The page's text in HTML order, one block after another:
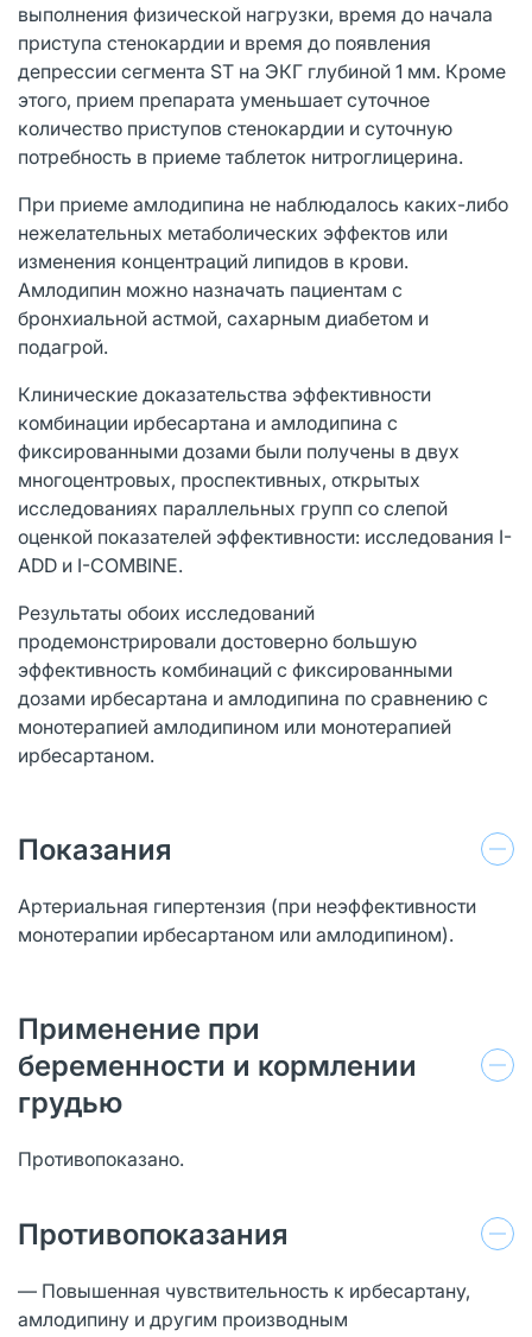
выполнения физической нагрузки, время до начала
приступа стенокардии и время до появления
депрессии сегмента ST на ЭКГ глубиной 1 мм. Кроме
этого, прием препарата уменьшает суточное
количество приступов стенокардии и суточную
потребность в приеме таблеток нитроглицерина.
При приеме амлодипина не наблюдалось каких-либо
нежелательных метаболических эффектов или
изменения концентраций липидов в крови.
Амлодипин можно назначать пациентам с
бронхиальной астмой, сахарным диабетом и
подагрой.
Клинические доказательства эффективности
комбинации ирбесартана и амлодипина с
фиксированными дозами были получены в двух
многоцентровых, проспективных, открытых
исследованиях параллельных групп со слепой
оценкой показателей эффективности: исследования I-
ADD и I-COMBINE.
Результаты обоих исследований
продемонстрировали достоверно большую
эффективность комбинаций с фиксированными
дозами ирбесартана и амлодипина по сравнению с
монотерапией амлодипином или монотерапией
ирбесартаном.
Показания
Артериальная гипертензия (при неэффективности
монотерапии ирбесартаном или амлодипином).
Применение при
беременности и кормлении
грудью
Противопоказано.
Противопоказания
— Повышенная чувствительность к ирбесартану,
амлодипину и другим производным